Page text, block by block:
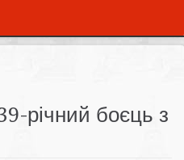
річний боєць з